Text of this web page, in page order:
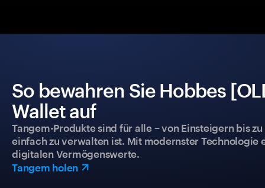
So bewahren Sie Hobbes
Wallet auf
Tangem-Produkte sind für alle – von Einsteigern bis
einfach zu verwalten ist. Mit modernster
digitalen Vermögenswerte.
Tangem holen